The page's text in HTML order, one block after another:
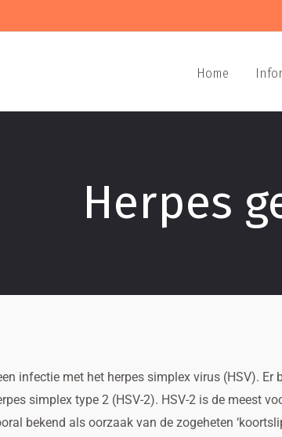
Home
Herpes
infectie met het herpes simplex virus (HSV). Er
simplex type 2 (HSV-2). HSV-2 is de meest
bekend als oorzaak van de zogeheten